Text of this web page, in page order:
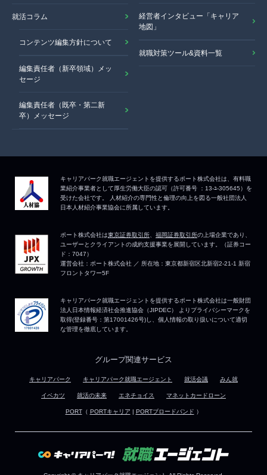
就活コラム
コンテンツ編集方針について
編集責任者（新卒領域）メッ
セージ
編集責任者（既卒・第二新
卒）メッセージ
経営者インタビュー「キャリア
地図」
就職対策ツール&資料一覧